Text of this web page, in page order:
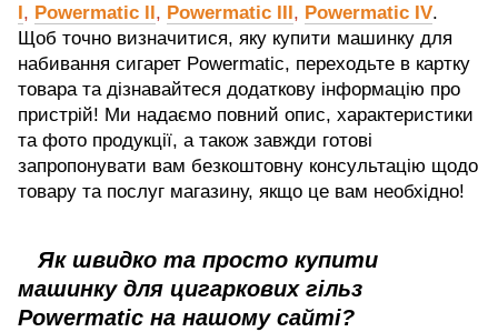
, Powermatic ll , Powermatic III , Powermatic IV.
Щоб точно визначитися, яку купити машинку для
набивання сигарет Powermatic, переходьте в картку
товара та дізнавайтеся додаткову інформацію про
пристрій! Ми надаємо повний опис, характеристики
та фото продукції, а також завжди готові
запропонувати вам безкоштовну консультацію щодо
товару та послуг магазину, якщо це вам необхідно!
Як швидко та просто купити
машинку для цигаркових гільз
Powermatic на нашому сайті?